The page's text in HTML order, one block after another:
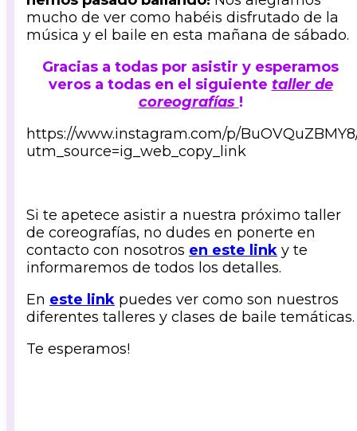
mucho de ver como habéis disfrutado de la
música y el baile en esta mañana de sábado.
Gracias a todas por asistir y esperamos
veros a todas en el siguiente taller de
coreografías !
https://www.instagram.com/p/
utm_source=ig_web_copy_link
Si te apetece asistir a nuestra próximo taller
de coreografías, no dudes en ponerte en
contacto con nosotros en este link y te
informaremos de todos los detalles.
En este link puedes ver como son nuestros
diferentes talleres y clases de baile temáticas.
Te esperamos!